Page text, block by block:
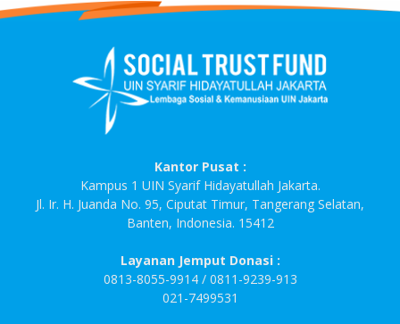
Kantor Pusat :
Kampus 1 UIN Syarif Hidayatullah Jakarta.
Jl. Ir. H. Juanda No. 95, Ciputat Timur, Tangerang Selatan,
Banten, Indonesia. 15412
Layanan Jemput Donasi :
0813-8055-9914 / 0811-9239-913
021-7499531